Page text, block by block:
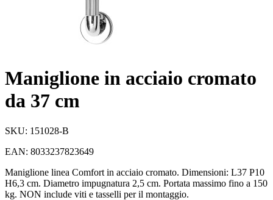
Maniglione in acciaio cromato
da 37 cm
SKU: 151028-B
EAN: 8033237823649
Maniglione linea Comfort in acciaio cromato. Dimensioni: L37 P10
H6,3 cm. Diametro impugnatura 2,5 cm. Portata massimo fino a 150
kg. NON include viti e tasselli per il montaggio.